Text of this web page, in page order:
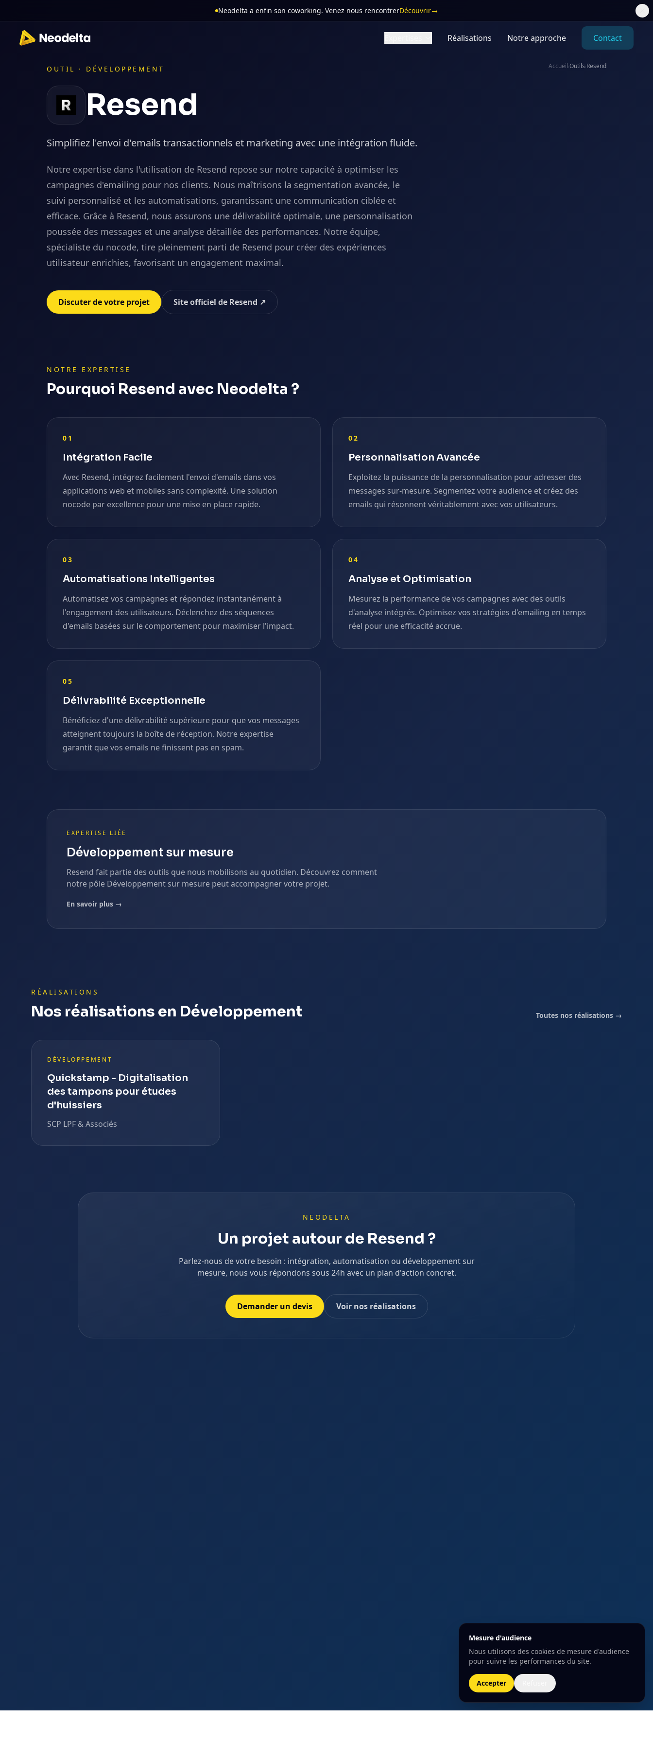
Neodelta a enfin son coworking. Venez nous rencontrerDécouvrir→
Réalisations Notre approche Contact
Accueil›Outils›Resend
OUTIL · DÉVELOPPEMENT
Resend
Simplifiez l'envoi d'emails transactionnels et marketing avec une intégration fluide.
Notre expertise dans l'utilisation de Resend repose sur notre capacité à optimiser les
campagnes d'emailing pour nos clients. Nous maîtrisons la segmentation avancée, le
suivi personnalisé et les automatisations, garantissant une communication ciblée et
efficace. Grâce à Resend, nous assurons une délivrabilité optimale, une personnalisation
poussée des messages et une analyse détaillée des performances. Notre équipe,
spécialiste du nocode, tire pleinement parti de Resend pour créer des expériences
utilisateur enrichies, favorisant un engagement maximal.
Discuter de votre projet Site officiel de Resend ↗
NOTRE EXPERTISE
Pourquoi Resend avec Neodelta ?
01
Intégration Facile
Avec Resend, intégrez facilement l'envoi d'emails dans vos
applications web et mobiles sans complexité. Une solution
nocode par excellence pour une mise en place rapide.
02
Personnalisation Avancée
Exploitez la puissance de la personnalisation pour adresser des
messages sur-mesure. Segmentez votre audience et créez des
emails qui résonnent véritablement avec vos utilisateurs.
03
Automatisations Intelligentes
Automatisez vos campagnes et répondez instantanément à
l'engagement des utilisateurs. Déclenchez des séquences
d'emails basées sur le comportement pour maximiser l'impact.
04
Analyse et Optimisation
Mesurez la performance de vos campagnes avec des outils
d'analyse intégrés. Optimisez vos stratégies d'emailing en temps
réel pour une efficacité accrue.
05
Délivrabilité Exceptionnelle
Bénéficiez d'une délivrabilité supérieure pour que vos messages
atteignent toujours la boîte de réception. Notre expertise
garantit que vos emails ne finissent pas en spam.
EXPERTISE LIÉE
Développement sur mesure
Resend fait partie des outils que nous mobilisons au quotidien. Découvrez comment
notre pôle Développement sur mesure peut accompagner votre projet.
En savoir plus →
RÉALISATIONS
Nos réalisations en Développement Toutes nos réalisations →
DÉVELOPPEMENT
Quickstamp - Digitalisation
des tampons pour études
d'huissiers
SCP LPF & Associés
NEODELTA
Un projet autour de Resend ?
Parlez-nous de votre besoin : intégration, automatisation ou développement sur
mesure, nous vous répondons sous 24h avec un plan d'action concret.
Demander un devis Voir nos réalisations
Mesure d'audience
Nous utilisons des cookies de mesure d'audience
pour suivre les performances du site.
Accepter